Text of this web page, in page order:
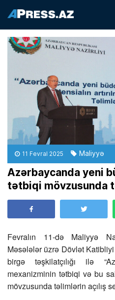
11 Fevral 2025 Maliyyə
Azərbaycanda yeni
tətbiqi mövzusunda
Fevralın 11-də Maliyyə
Məsələlər üzrə Dövlət
birgə təşkilatçılığı ilə
mexanizminin tətbiqi və bu
mövzusunda təlimlərin açılış